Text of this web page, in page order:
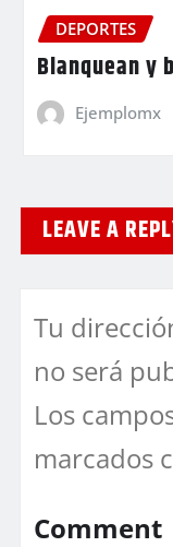
DEPORTES
Blanquean y
Ejemplomx
LEAVE A
Tu
no será
Los
marcados
Comment